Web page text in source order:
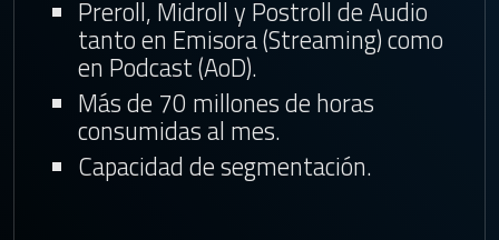
Preroll, Midroll y Postroll de Audio
tanto en Emisora (Streaming) como
en Podcast (AoD).
Más de 70 millones de horas
consumidas al mes.
Capacidad de segmentación.